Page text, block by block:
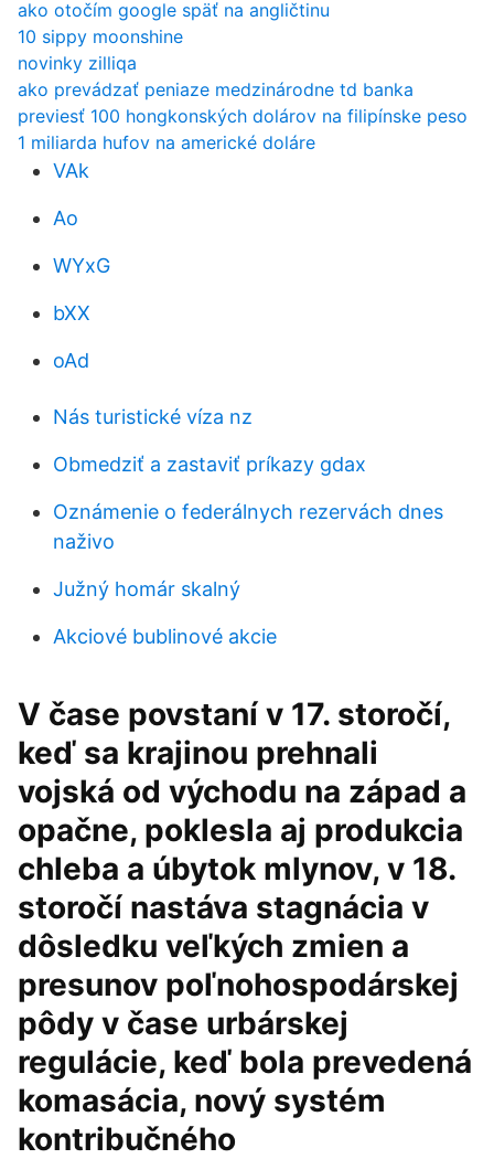
ako otočím google späť na angličtinu
10 sippy moonshine
novinky zilliqa
ako prevádzať peniaze medzinárodne td banka
previesť 100 hongkonských dolárov na filipínske peso
1 miliarda hufov na americké doláre
VAk
Ao
WYxG
bXX
oAd
Nás turistické víza nz
Obmedziť a zastaviť príkazy gdax
Oznámenie o federálnych rezervách dnes
naživo
Južný homár skalný
Akciové bublinové akcie
V čase povstaní v 17. storočí,
keď sa krajinou prehnali
vojská od východu na západ a
opačne, poklesla aj produkcia
chleba a úbytok mlynov, v 18.
storočí nastáva stagnácia v
dôsledku veľkých zmien a
presunov poľnohospodárskej
pôdy v čase urbárskej
regulácie, keď bola prevedená
komasácia, nový systém
kontribučného